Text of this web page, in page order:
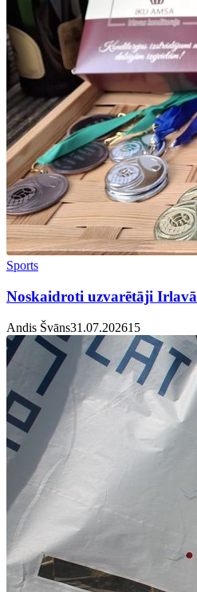
Sports
Noskaidroti uzvarētāji Irlavā
Andis Švāns31.07.20261 5